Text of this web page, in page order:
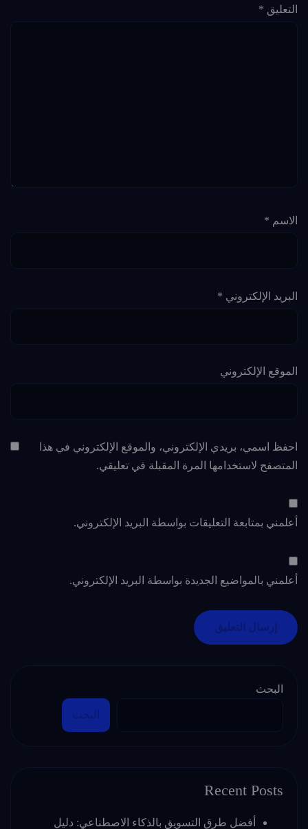
التعليق *
الاسم *
البريد الإلكتروني *
الموقع الإلكتروني
احفظ اسمي، بريدي الإلكتروني، والموقع الإلكتروني في هذا
المتصفح لاستخدامها المرة المقبلة في تعليقي.
أعلمني بمتابعة التعليقات بواسطة البريد الإلكتروني.
أعلمني بالمواضيع الجديدة بواسطة البريد الإلكتروني.
البحث
البحث
Recent Posts
أفضل طرق التسويق بالذكاء الاصطناعي: دليل